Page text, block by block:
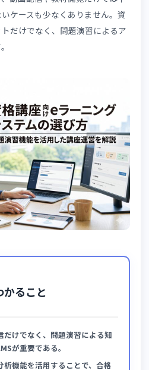
普及により、多くの資格講座が
し、動画配信や教材閲覧だけでは
ないケースも少なくありません。
。
わかること